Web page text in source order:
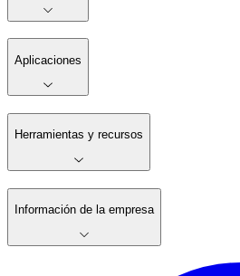
Aplicaciones
Herramientas y recursos
Información de la empresa